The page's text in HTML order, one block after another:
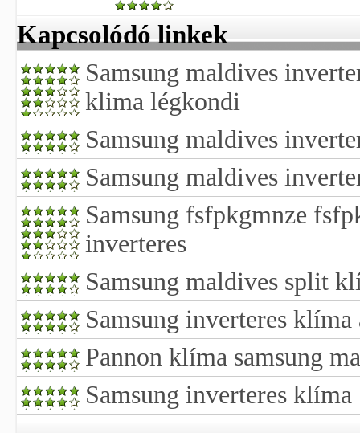
Kapcsolódó linkek
Samsung maldives
klima légkondi
Samsung maldives
Samsung maldives
Samsung fsfpkgmnze
inverteres
Samsung maldives split
Samsung inverteres
Pannon klíma samsung
Samsung inverteres klíma